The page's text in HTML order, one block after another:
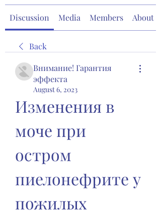
Discussion Media Members About
Back
Внимание! Гарантия
эффекта
August 6, 2023
Изменения в
моче при
остром
пиелонефрите у
пожилых